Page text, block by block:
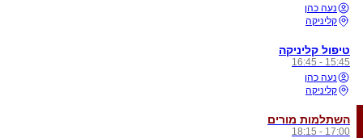
נעה כהן
קליניקה
טיפול קליניקה
15:45 - 16:45
נעה כהן
קליניקה
השתלמות מורים
17:00 - 18:15